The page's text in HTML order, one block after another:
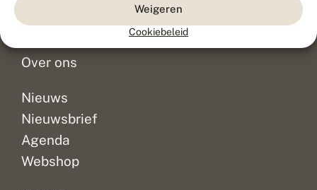
Weigeren
Cookiebeleid
Doneer
Over ons
Nieuws
Nieuwsbrief
Agenda
Webshop